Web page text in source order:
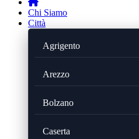
Chi Siamo
Città
Agrigento
Arezzo
Bolzano
Caserta